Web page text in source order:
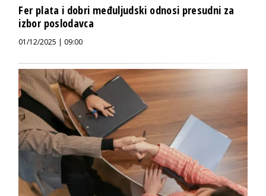
Fer plata i dobri međuljudski odnosi presudni za
izbor poslodavca
01/12/2025 | 09:00